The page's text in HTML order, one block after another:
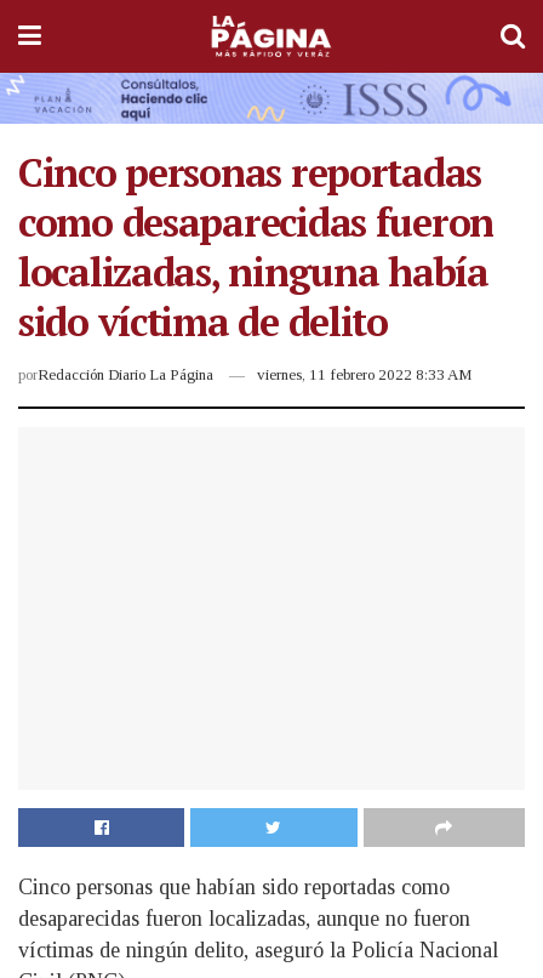
Cinco personas reportadas
como desaparecidas fueron
localizadas, ninguna había
sido víctima de delito
porRedacción Diario La Página viernes, 11 febrero 2022 8:33 AM
Cinco personas que habían sido reportadas como
desaparecidas fueron localizadas, aunque no fueron
víctimas de ningún delito, aseguró la Policía Nacional